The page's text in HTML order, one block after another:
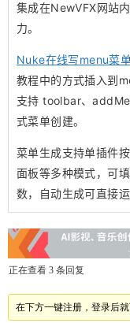
集成在NewVFX网站
力。
Nuke在线写menu菜
教程中的方式插入到
支持 toolbar、
式菜单创建。
菜单生成支持单插件
面板等多种模式，可
数，自动生成可直接
正在查看 3 条回复
在下方一键注册，登录后就